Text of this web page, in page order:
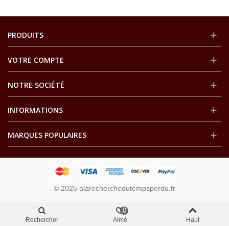
PRODUITS
VOTRE COMPTE
NOTRE SOCIÉTÉ
INFORMATIONS
MARQUES POPULAIRES
© 2025 alarecherchedutempsperdu.fr
Rechercher Aimé
0
Haut